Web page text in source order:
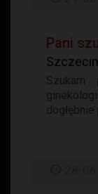
Pani
dogłębnie